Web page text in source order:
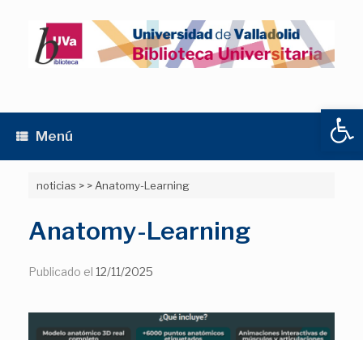
Abrir
contenido
Menú
noticias > > Anatomy-Learning
Anatomy-Learning
Publicado el 12/11/2025